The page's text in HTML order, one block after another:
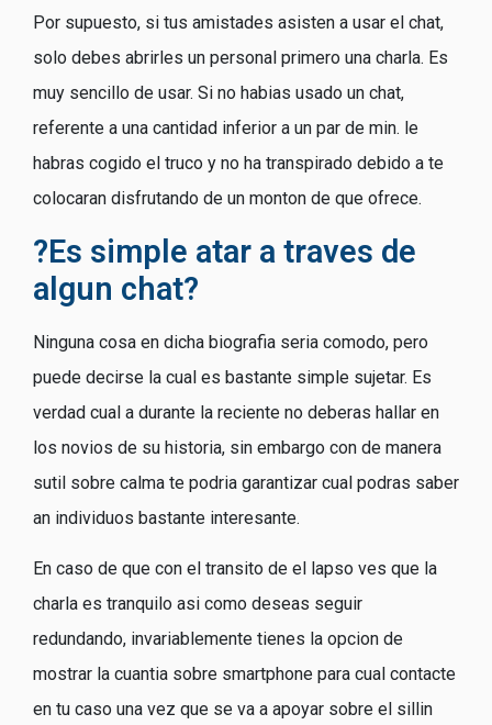
Por supuesto, si tus amistades asisten a usar el chat,
solo debes abrirles un personal primero una charla. Es
muy sencillo de usar. Si no habias usado un chat,
referente a una cantidad inferior a un par de min. le
habras cogido el truco y no ha transpirado debido a te
colocaran disfrutando de un monton de que ofrece.
?Es simple atar a traves de
algun chat?
Ninguna cosa en dicha biografia seri­a comodo, pero
puede decirse la cual es bastante simple sujetar. Es
verdad cual a durante la reciente no deberas hallar en
los novios de su historia, sin embargo con de manera
sutil sobre calma te podria garantizar cual podras saber
an individuos bastante interesante.
En caso de que con el transito de el lapso ves que la
charla es tranquilo asi­ como deseas seguir
redundando, invariablemente tienes la opcion de
mostrar la cuantia sobre smartphone para cual contacte
en tu caso una vez que se va a apoyar sobre el silli­n